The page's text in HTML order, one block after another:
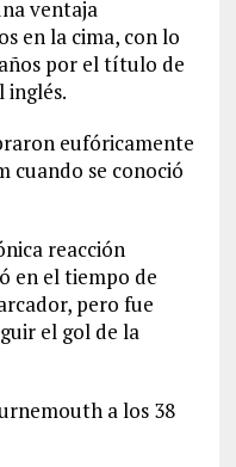
ventaja
en la cima, con lo
por el título de
inglés.
eufóricamente
cuando se conoció
reacción
en el tiempo de
pero fue
el gol de la
a los 38